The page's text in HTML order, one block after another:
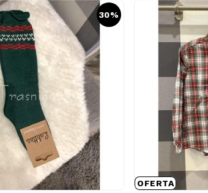
30%
OFERTA